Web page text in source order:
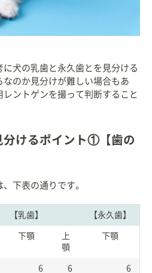
犬の乳歯と永久歯とを見分ける
なのか見分けが難しい場合もあ
ントゲンを撮って判断すること
分けるポイント①【歯の
下表の通りです。
【乳歯】 【永久歯】
下顎
上
顎
下顎
6 6 6